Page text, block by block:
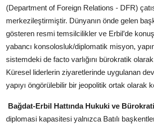
(Department of Foreign Relations - DFR)
merkezileştirmiştir. Dünyanın önde gelen
gösteren resmi temsilcilikler ve Erbil’de
yabancı konsolosluk/diplomatik misyon,
sistemdeki de facto varlığını bürokratik
Küresel liderlerin ziyaretlerinde uygulanan
yapıyı öngörülebilir bir jeopolitik ortak olarak
Bağdat-Erbil Hattında Hukuki ve
diplomasi kapasitesi yalnızca Batılı